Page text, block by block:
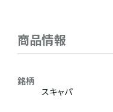
商品情報
銘柄
スキャパ